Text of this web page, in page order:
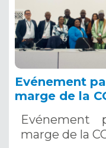
Evénement
marge de la
Systèmes
Multirisques.
Evénement
marge de la